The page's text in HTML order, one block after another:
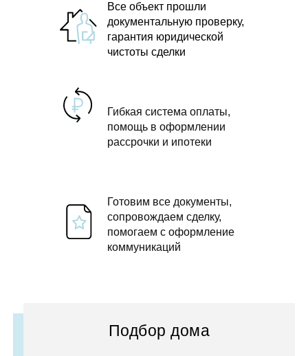
Все объект прошли
документальную проверку,
гарантия юридической
чистоты сделки
Гибкая система оплаты,
помощь в оформлении
рассрочки и ипотеки
Готовим все документы,
сопровождаем сделку,
помогаем с оформление
коммуникаций
Подбор дома